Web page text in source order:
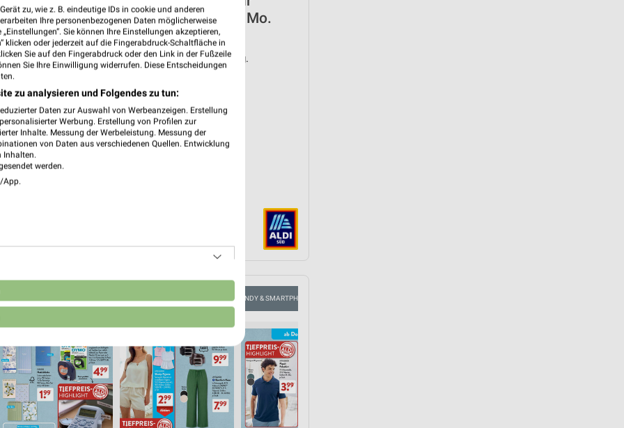
❯
Remseck (Neckar) ab Mo.
den 10.08.
Gültig von 10. Aug. bis 15. Aug.
PROSPEKT BLÄTTERN
HANDY & SMARTPHONE
zu, wie z. B. eindeutige IDs in cookie und anderen
Ihre personenbezogenen Daten möglicherweise
Sie können Ihre Einstellungen akzeptieren,
klicken oder jederzeit auf die Fingerabdruck-Schaltfläche in
Sie auf den Fingerabdruck oder den Link in der Fußzeile
Sie Ihre Einwilligung widerrufen. Diese Entscheidungen
zu analysieren und Folgendes zu tun:
Daten zur Auswahl von Werbeanzeigen. Erstellung
Werbung. Erstellung von Profilen zur
Inhalte. Messung der Werbeleistung. Messung der
von Daten aus verschiedenen Quellen. Entwicklung
Inhalten.
werden.
App.